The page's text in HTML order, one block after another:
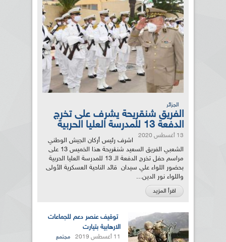
الجزائر
الفريق شنقريحة يشرف على تخرج
الدفعة 13 للمدرسة العليا الحربية
13 أغسطس 2020
اشرف رئيس أركان الجيش الوطني
الشعبي الفريق السعيد شنڨريحة هذا الخميس 13 على
مراسم حفل تخرج الدفعة الـ 13 للمدرسة العليا الحربية
بحضور اللواء علي سيدان قائد الناحية العسكرية الأولى
واللواء نور الدين...
اقرأ المزيد
توقيف عنصر دعم للجماعات
الارهابية بتيارت
11 أغسطس 2019 مجتمع